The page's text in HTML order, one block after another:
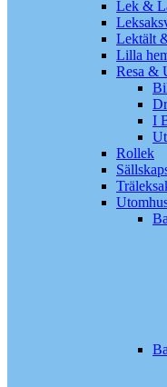
Lek &
Lektält
Lilla
Resa &
I
Rollek